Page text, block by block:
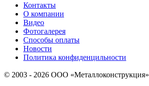
Контакты
О компании
Видео
Фотогалерея
Способы оплаты
Новости
Политика конфиденцильности
© 2003 - 2026 ООО «Металлоконструкция»